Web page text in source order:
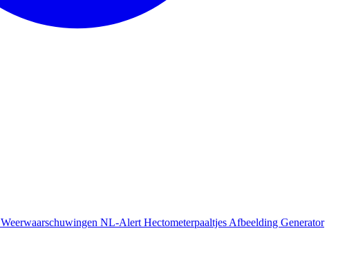
Weerwaarschuwingen NL-Alert Hectometerpaaltjes Afbeelding Generator